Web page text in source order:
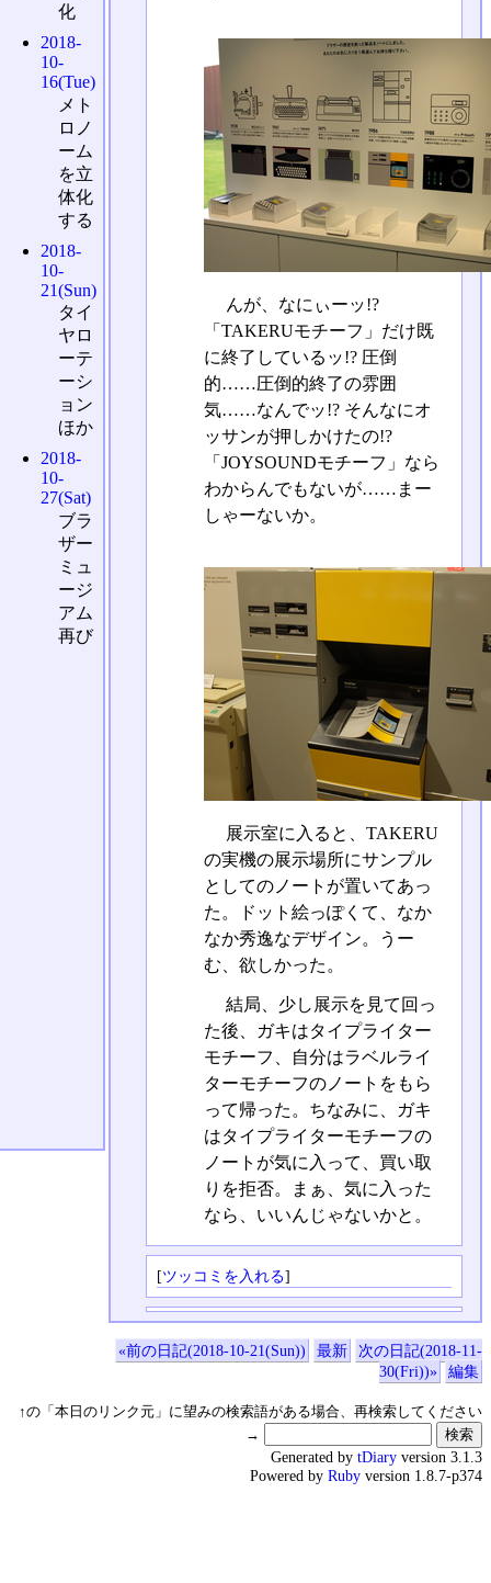
んが、なにぃーッ!?
「TAKERUモチーフ」だけ既
に終了しているッ!? 圧倒
的……圧倒的終了の雰囲
気……なんでッ!? そんなにオ
ッサンが押しかけたの!?
「JOYSOUNDモチーフ」なら
わからんでもないが……まー
しゃーないか。
展示室に入ると、TAKERU
の実機の展示場所にサンプル
としてのノートが置いてあっ
た。ドット絵っぽくて、なか
なか秀逸なデザイン。うー
む、欲しかった。
結局、少し展示を見て回っ
た後、ガキはタイプライター
モチーフ、自分はラベルライ
ターモチーフのノートをもら
って帰った。ちなみに、ガキ
はタイプライターモチーフの
ノートが気に入って、買い取
りを拒否。まぁ、気に入った
なら、いいんじゃないかと。
[ツッコミを入れる]
«前の日記(2018-10-21(Sun)) 最新
次の日記(2018-11-
30(Fri))»
編集
↑の「本日のリンク元」に望みの検索語がある場合、再検索してください
→
化
2018-
10-
16(Tue)
メト
ロノ
ーム
を立
体化
する
2018-
10-
21(Sun)
タイ
ヤロ
ーテ
ーシ
ョン
ほか
2018-
10-
27(Sat)
ブラ
ザー
ミュ
ージ
アム
再び
Generated by tDiary version 3.1.3
Powered by Ruby version 1.8.7-p374